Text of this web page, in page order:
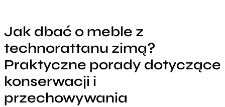
Jak dbać o meble z
technorattanu zimą?
Praktyczne porady dotyczące
konserwacji i
przechowywania